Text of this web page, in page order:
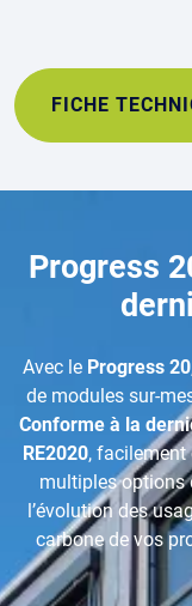
FICHE
Progress
Avec le Progress 20
de modules sur-
Conforme à la
RE2020, facilement
multiples options
l’évolution des
carbone de vos